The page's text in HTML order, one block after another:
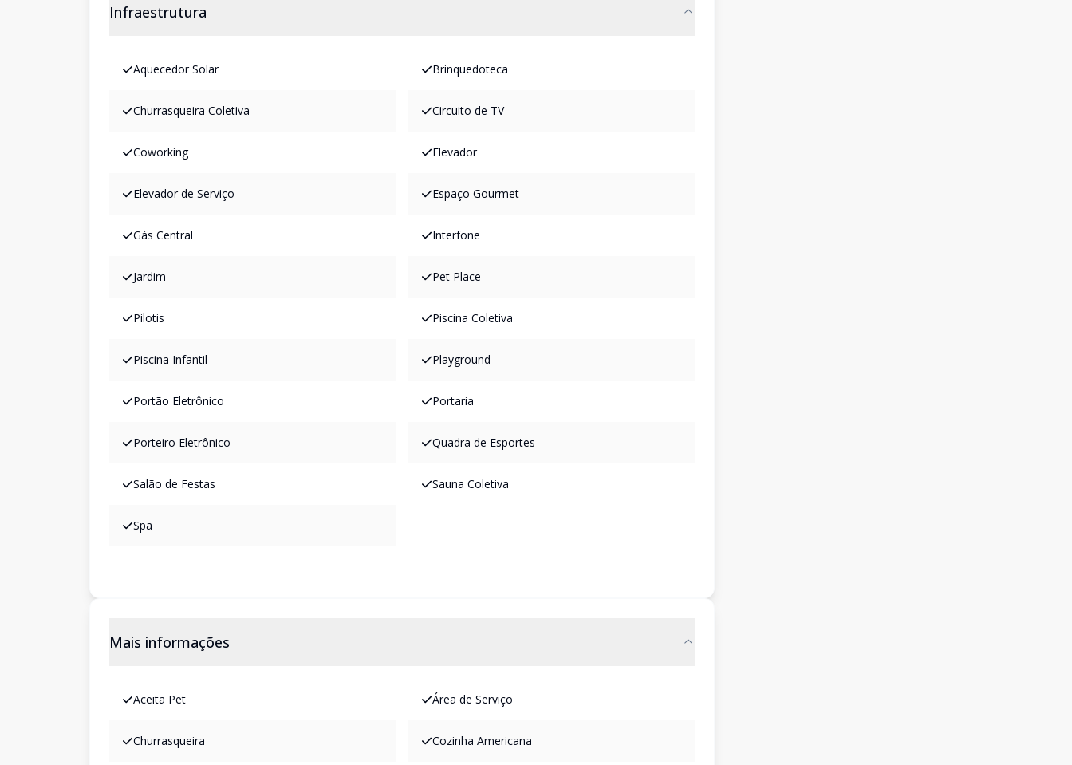
Infraestrutura
Aquecedor Solar Brinquedoteca
Churrasqueira Coletiva Circuito de TV
Coworking Elevador
Elevador de Serviço Espaço Gourmet
Gás Central Interfone
Jardim Pet Place
Pilotis Piscina Coletiva
Piscina Infantil Playground
Portão Eletrônico Portaria
Porteiro Eletrônico Quadra de Esportes
Salão de Festas Sauna Coletiva
Spa
Mais informações
Aceita Pet Área de Serviço
Churrasqueira Cozinha Americana